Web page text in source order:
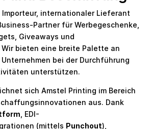
internationaler Lieferant
Partner für Werbegeschenke,
Giveaways und
bieten eine breite Palette an
bei der Durchführung
unterstützen.
sich Amstel Printing im Bereich
aus. Dank
, EDI-
(mittels Punchout),